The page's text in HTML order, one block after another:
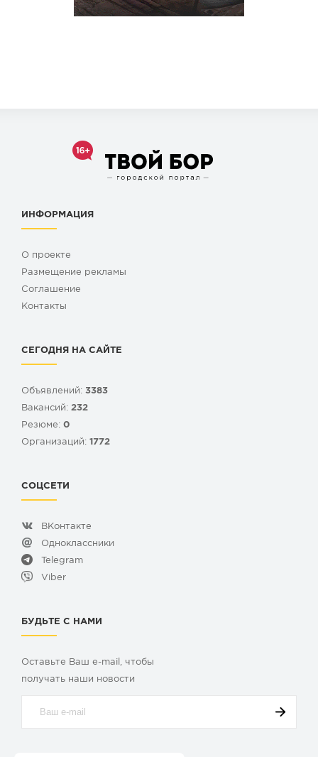
ИНФОРМАЦИЯ
О проекте
Размещение рекламы
Cоглашение
Контакты
СЕГОДНЯ НА САЙТЕ
Объявлений: 3383
Вакансий: 232
Резюме: 0
Организаций: 1772
СОЦСЕТИ
ВКонтакте
Одноклассники
Telegram
Viber
БУДЬТЕ С НАМИ
Оставьте Ваш e-mail, чтобы
получать наши новости